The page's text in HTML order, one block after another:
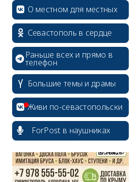
О местном для местных
Севастополь в сердце
Раньше всех и прямо в
телефон
Большие темы и драмы
Живи по-севастопольски
ForPost в наушниках
erid: 2SDnjcrDNw6
erid: 2SDnjdPjgYS